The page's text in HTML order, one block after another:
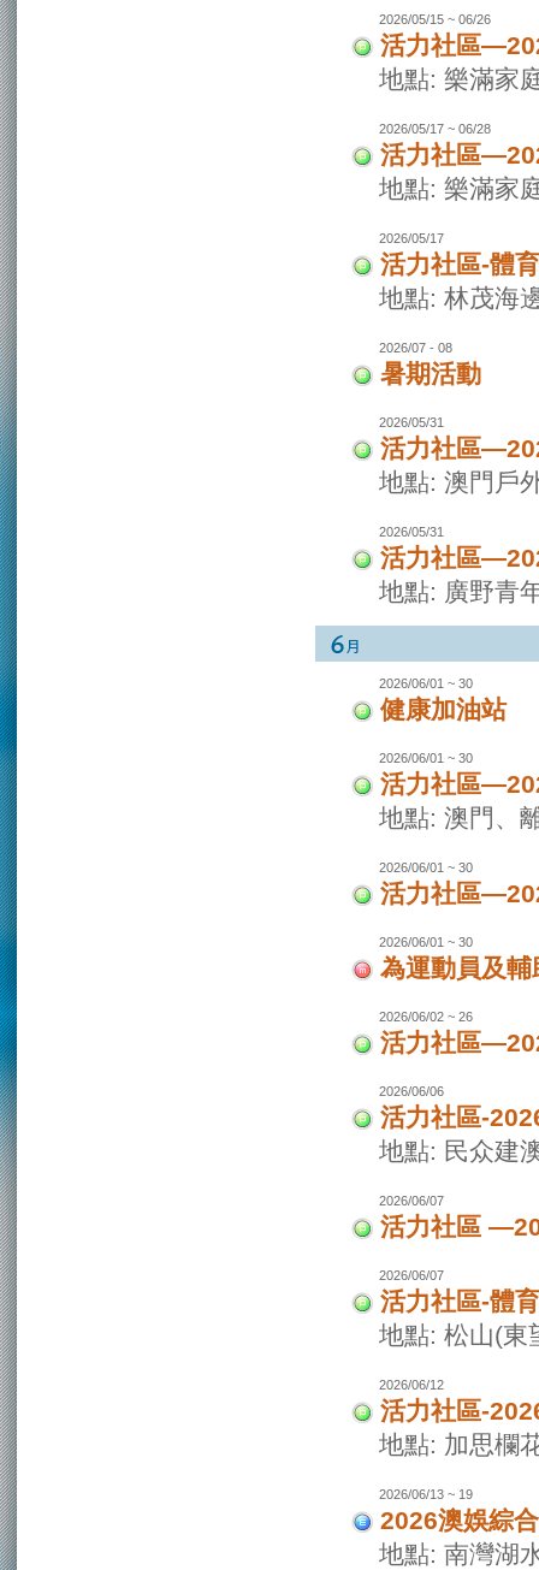
2026/05/15 ~ 06/26
活力社區
地點: 樂滿家
2026/05/17 ~ 06/28
活力社區
地點: 樂滿家
2026/05/17
活力社區-體
地點: 林茂海
2026/07 - 08
暑期活動
2026/05/31
活力社區
地點: 澳門戶
2026/05/31
活力社區
地點: 廣野青
2026/06/01 ~ 30
健康加油站
2026/06/01 ~ 30
活力社區
地點: 澳門、
2026/06/01 ~ 30
活力社區
2026/06/01 ~ 30
為運動員及
2026/06/02 ~ 26
活力社區
2026/06/06
活力社區-
地點: 民众建
2026/06/07
活力社區
2026/06/07
活力社區-體
地點: 松山(東
2026/06/12
活力社區-
地點: 加思欄
2026/06/13 ~ 19
2026澳娛綜
地點: 南灣湖